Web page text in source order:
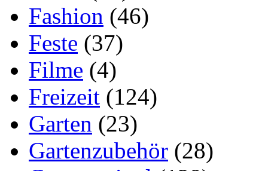
Fashion (46)
Feste (37)
Filme (4)
Freizeit (124)
Garten (23)
Gartenzubehör (28)